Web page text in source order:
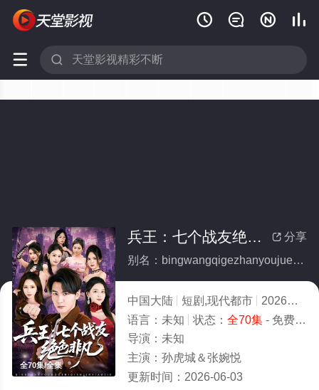
   
 
全70集/全集
 分享
兵王：七个战友绝色非凡(全集)
别名：bingwangqigezhanyoujuesefeifan
中国大陆 短剧,现代都市 2026
3.0
语言： 未知 状态： 全70集- 免费在线观看
导演： 未知
主演： 孙虎城＆张婉悦
更新时间： 2026-06-03